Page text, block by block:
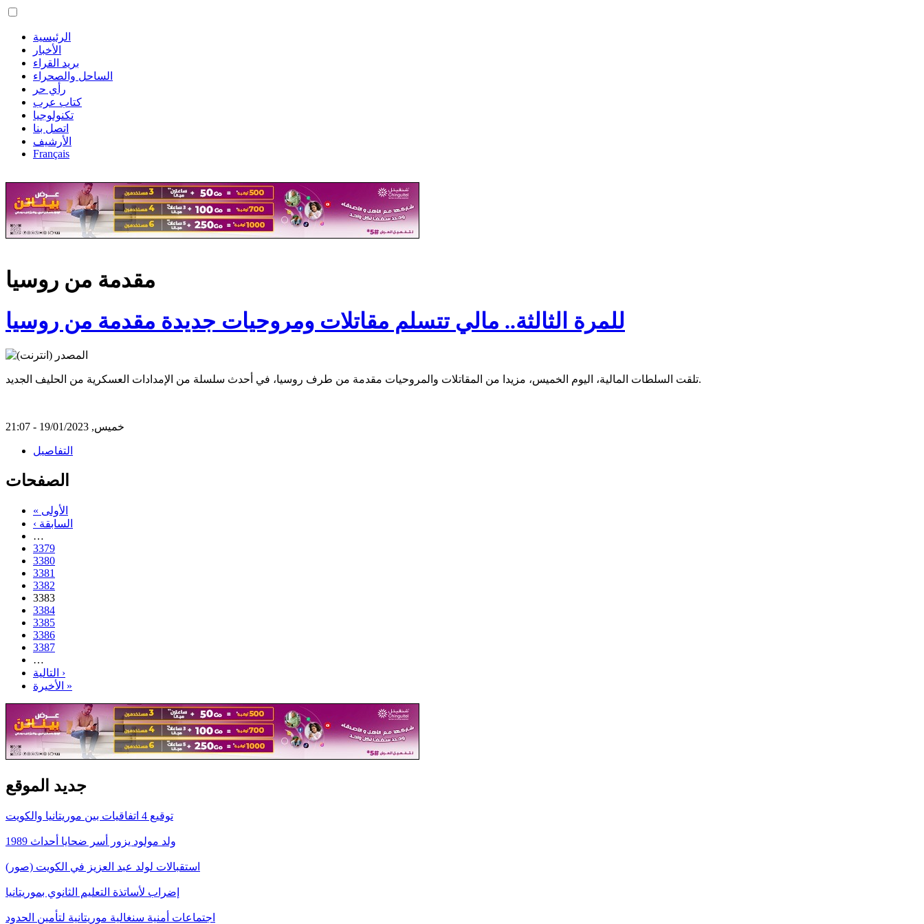
الرئيسية
الأخبار
بريد القراء
الساحل والصحراء
رأي حر
كتاب عرب
تكنولوجيا
اتصل بنا
الأرشيف
Français
مقدمة من روسيا
للمرة الثالثة.. مالي تتسلم مقاتلات ومروحيات جديدة مقدمة من روسيا
تلقت السلطات المالية، اليوم الخميس، مزيدا من المقاتلات والمروحيات مقدمة من طرف روسيا، في أحدث سلسلة من الإمدادات العسكرية من الحليف الجديد.
خميس, 19/01/2023 - 21:07
التفاصيل
الصفحات
« الأولى
‹ السابقة
…
3379
3380
3381
3382
3383
3384
3385
3386
3387
…
التالية ›
الأخيرة »
جديد الموقع
توقيع 4 اتفاقيات بين موريتانيا والكويت
ولد مولود يزور أسر ضحايا أحداث 1989
استقبالات لولد عبد العزيز في الكويت (صور)
إضراب لأساتذة التعليم الثانوي بموريتانيا
اجتماعات أمنية سنغالية موريتانية لتأمين الحدود